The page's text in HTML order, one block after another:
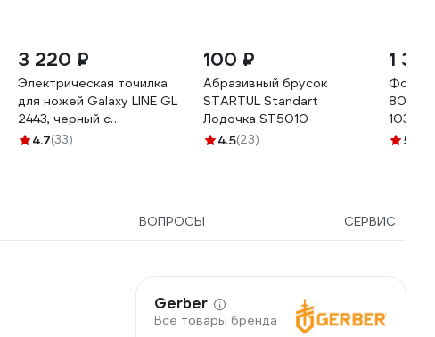
3 220 ₽
Электрическая точилка
для ножей Galaxy LINE GL
2443, черный с
серебристым, 18 Вт, для
4.7(33)
100 ₽
Абразивный брусок
STARTUL Standart
Лодочка ST5010
4.5(23)
1
8052
103874
5
ВОПРОСЫ СЕРВИС
Gerber
Все товары бренда